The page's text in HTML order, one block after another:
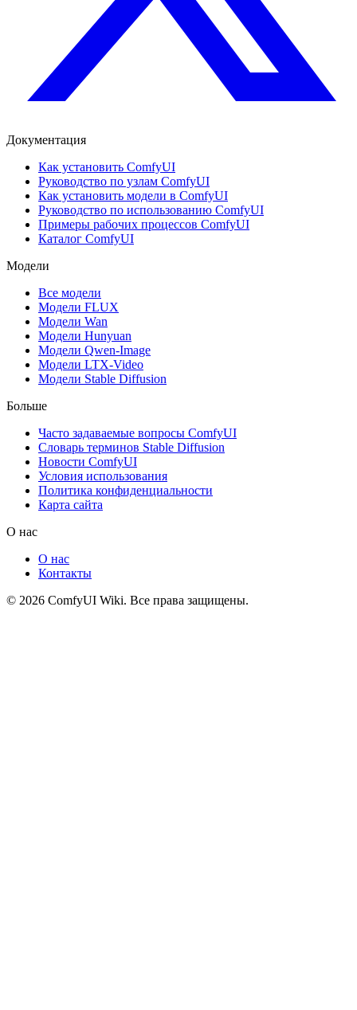
Документация
Как установить ComfyUI
Руководство по узлам ComfyUI
Как установить модели в ComfyUI
Руководство по использованию ComfyUI
Примеры рабочих процессов ComfyUI
Каталог ComfyUI
Модели
Все модели
Модели FLUX
Модели Wan
Модели Hunyuan
Модели Qwen-Image
Модели LTX-Video
Модели Stable Diffusion
Больше
Часто задаваемые вопросы ComfyUI
Словарь терминов Stable Diffusion
Новости ComfyUI
Условия использования
Политика конфиденциальности
Карта сайта
О нас
О нас
Контакты
© 2026 ComfyUI Wiki. Все права защищены.